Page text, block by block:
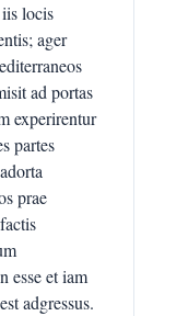
locis
ager
ad portas
experirentur
partes
prae
esse et iam
adgressus.